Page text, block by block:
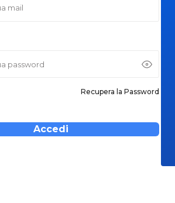
Recupera la Password
Accedi